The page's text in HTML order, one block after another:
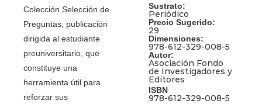
Colección Selección de
Preguntas, publicación
dirigida al estudiante
preuniversitario, que
constituye una
herramienta útil para
reforzar sus
Sustrato:
Periódico
Precio Sugerido:
29
Dimensiones:
978-612-329-008-5
Autor:
Asociación Fondo
de Investigadores y
Editores
ISBN
978-612-329-008-5